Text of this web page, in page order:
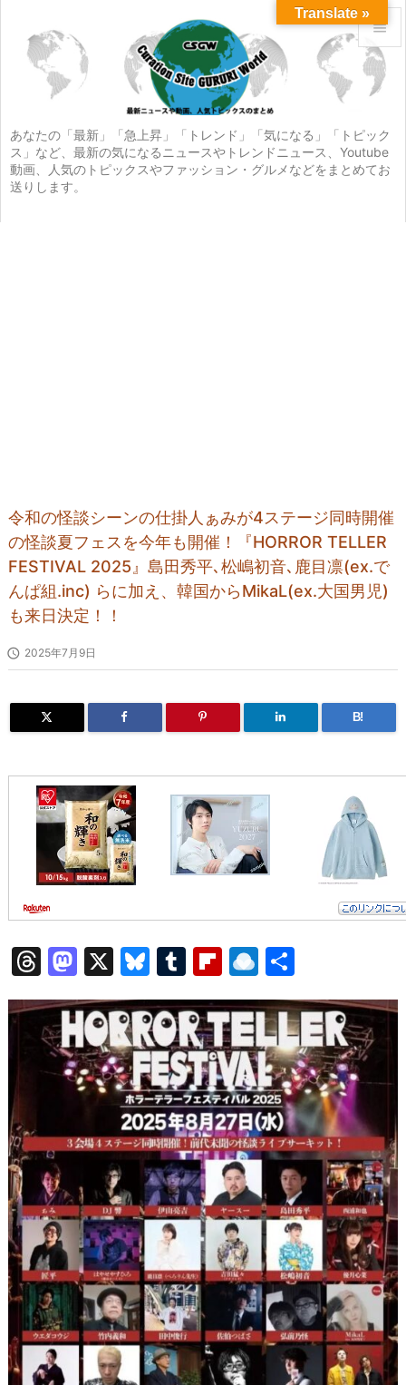
あなたの「最新」「急上昇」「トレンド」「気になる」「トピック
ス」など、最新の気になるニュースやトレンドニュース、Youtube
動画、人気のトピックスやファッション・グルメなどをまとめてお
送りします。


メニュ
サイド

前へ
令和の怪談シーンの仕掛人ぁみが4ステージ同時開催
の怪談夏フェスを今年も開催！『HORROR TELLER
FESTIVAL 2025』島田秀平､松嶋初音､鹿目凛(ex.で
んぱ組.inc) らに加え、韓国からMikaL(ex.大国男児)
も来日決定！！
 2025年7月9日
B!
T
hr
e
a
d
M
a
st
o
d
o
n
X
Bl
u
e
s
k
y
T
u
m
bl
r
Fl
ip
b
o
ar
d
R
ai
n
dr
o
p.
io
有
Translate »